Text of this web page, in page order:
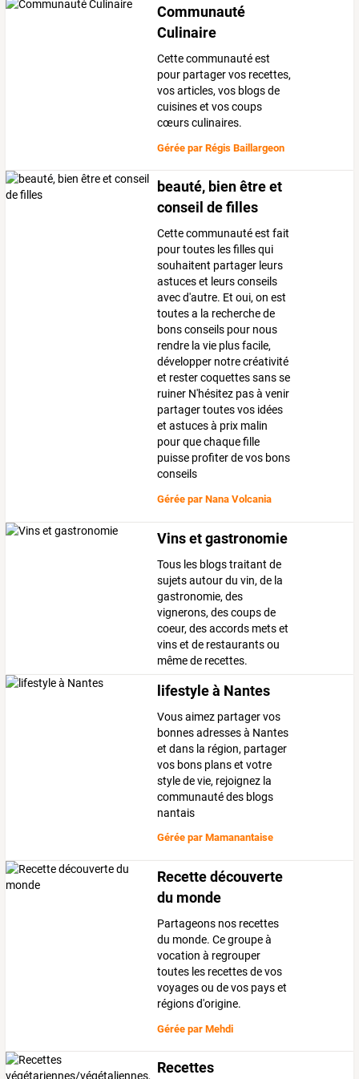
Communauté
Culinaire
Cette communauté est
pour partager vos recettes,
vos articles, vos blogs de
cuisines et vos coups
cœurs culinaires.
Gérée parRégis Baillargeon
beauté, bien être et
conseil de filles
Cette communauté est fait
pour toutes les filles qui
souhaitent partager leurs
astuces et leurs conseils
avec d'autre. Et oui, on est
toutes a la recherche de
bons conseils pour nous
rendre la vie plus facile,
développer notre créativité
et rester coquettes sans se
ruiner N'hésitez pas à venir
partager toutes vos idées
et astuces à prix malin
pour que chaque fille
puisse profiter de vos bons
conseils
Gérée parNana Volcania
Vins et gastronomie
Tous les blogs traitant de
sujets autour du vin, de la
gastronomie, des
vignerons, des coups de
coeur, des accords mets et
vins et de restaurants ou
même de recettes.
lifestyle à Nantes
Vous aimez partager vos
bonnes adresses à Nantes
et dans la région, partager
vos bons plans et votre
style de vie, rejoignez la
communauté des blogs
nantais
Gérée parMamanantaise
Recette découverte
du monde
Partageons nos recettes
du monde. Ce groupe à
vocation à regrouper
toutes les recettes de vos
voyages ou de vos pays et
régions d'origine.
Gérée parMehdi
Recettes